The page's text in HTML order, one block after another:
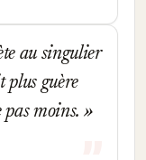
au singulier
plus guère
pas moins.